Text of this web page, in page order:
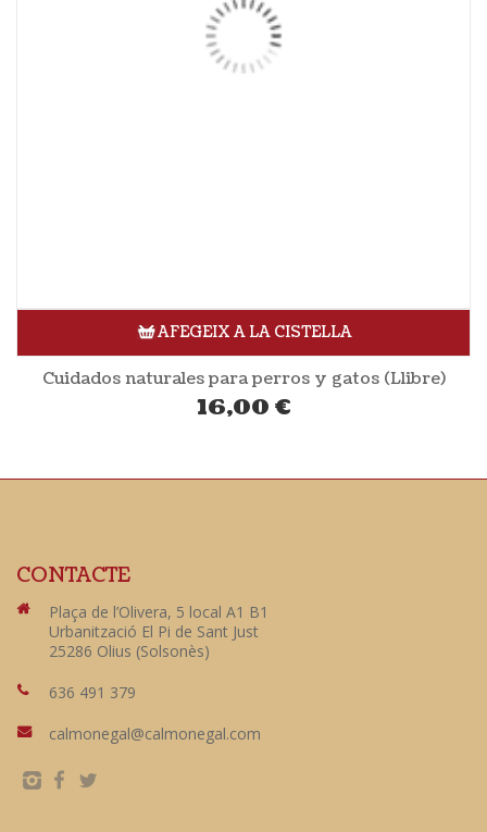
AFEGEIX A LA CISTELLA
Cuidados naturales para perros y gatos (Llibre)
16,00 €
CONTACTE
Plaça de l’Olivera, 5 local A1 B1
Urbanització El Pi de Sant Just
25286 Olius (Solsonès)
636 491 379
calmonegal@calmonegal.com